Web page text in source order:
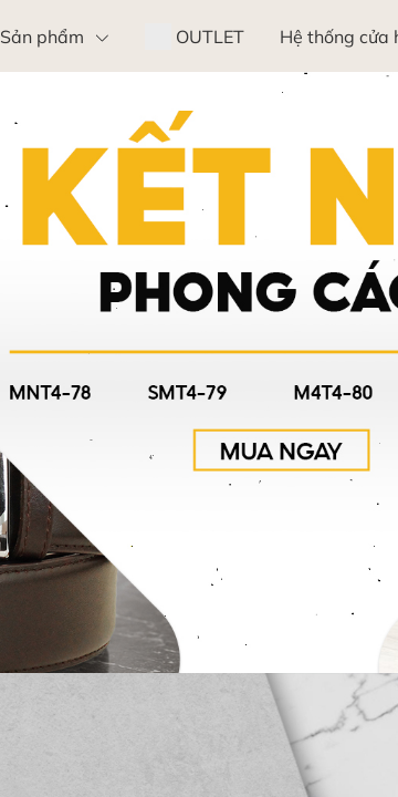
Sản phẩm OUTLET Hệ thống cửa